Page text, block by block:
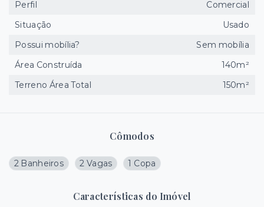
Cômodos
2 Banheiros 2 Vagas 1 Copa
Características do Imóvel
Perfil
Comercial
Situação
Usado
Possui mobília?
Sem mobília
Área Construída
140m²
Terreno Área Total
150m²